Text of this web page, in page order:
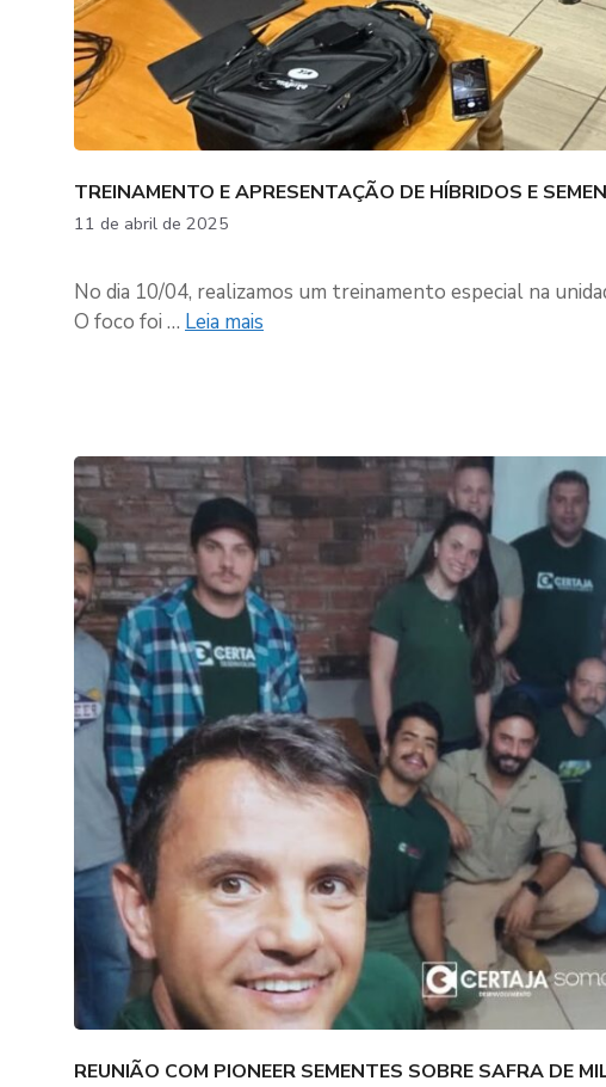
TREINAMENTO E APRESENTAÇÃO DE HÍBRIDOS E
11 de abril de 2025
No dia 10/04, realizamos um treinamento especial na
O foco foi … Leia mais
REUNIÃO COM PIONEER SEMENTES SOBRE SAFRA DE